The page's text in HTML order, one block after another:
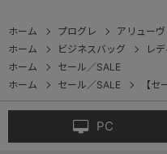
ホーム プログレ
アリューヴ
ホーム
ビジネスバッグ レ
ホーム
セール／SALE
ホーム
セール／SALE 【
PC